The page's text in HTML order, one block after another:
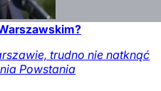
trudno nie natknąć
Powstania